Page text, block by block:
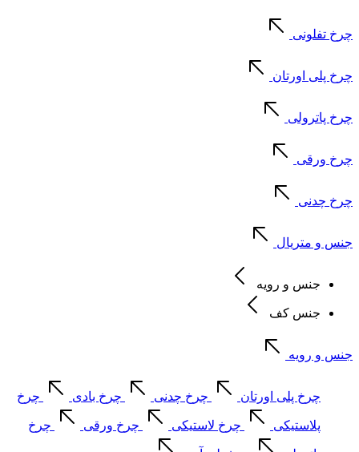
چرخ تفلونی
چرخ پلی اورتان
چرخ پاترولی
چرخ ورقی
چرخ چدنی
جنس و متریال
جنس و رویه
جنس کف
جنس و رویه
چرخ پلی اورتان چرخ چدنی چرخ بادی چرخ
پلاستیکی چرخ لاستیکی چرخ ورقی چرخ